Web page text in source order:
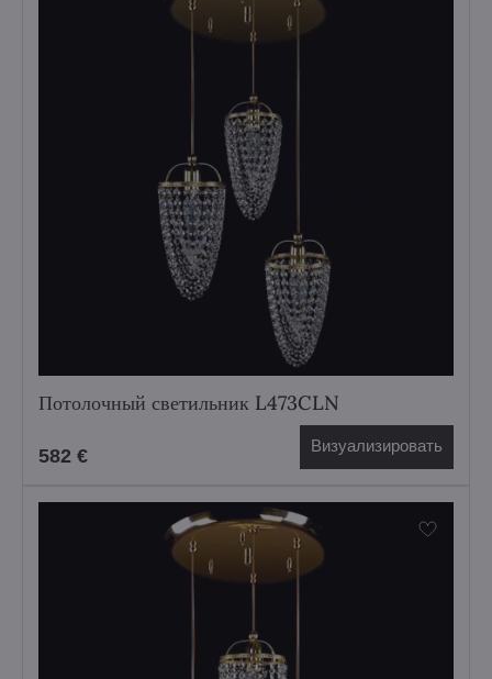
Потолочный светильник L473CLN
582 € Визуализировать